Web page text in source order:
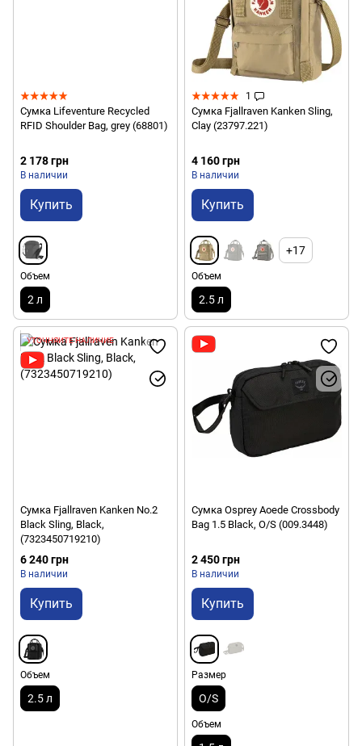
Сумка Lifeventure Recycled
RFID Shoulder Bag, grey (68801)
2 178 грн
В наличии
Купить
Объем
2 л
1
Сумка Fjallraven Kanken Sling,
Clay (23797.221)
4 160 грн
В наличии
Купить
+17
Объем
2.5 л
УТОЧНЯЙТЕ НАЛИЧИЕ
Сумка Fjallraven Kanken No.2
Black Sling, Black,
(7323450719210)
6 240 грн
В наличии
Купить
Объем
2.5 л
Сумка Osprey Aoede Crossbody
Bag 1.5 Black, O/S (009.3448)
2 450 грн
В наличии
Купить
Размер
O/S
Объем